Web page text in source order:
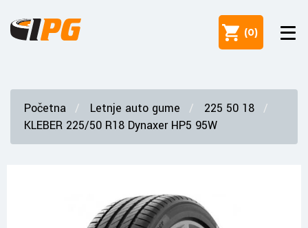
(0)
Početna Letnje auto gume
225 50 18
KLEBER 225/50 R18 Dynaxer HP5 95W